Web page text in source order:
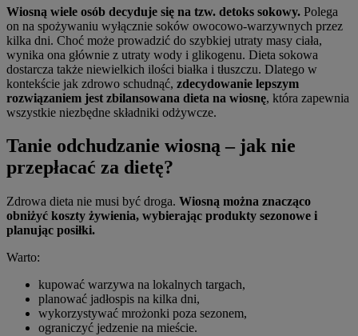
Wiosną wiele osób decyduje się na tzw. detoks sokowy. Polega
on na spożywaniu wyłącznie soków owocowo-warzywnych przez
kilka dni. Choć może prowadzić do szybkiej utraty masy ciała,
wynika ona głównie z utraty wody i glikogenu. Dieta sokowa
dostarcza także niewielkich ilości białka i tłuszczu. Dlatego w
kontekście jak zdrowo schudnąć, zdecydowanie lepszym
rozwiązaniem jest zbilansowana dieta na wiosnę, która zapewnia
wszystkie niezbędne składniki odżywcze.
Tanie odchudzanie wiosną – jak nie
przepłacać za dietę?
Zdrowa dieta nie musi być droga. Wiosną można znacząco
obniżyć koszty żywienia, wybierając produkty sezonowe i
planując posiłki.
Warto:
kupować warzywa na lokalnych targach,
planować jadłospis na kilka dni,
wykorzystywać mrożonki poza sezonem,
ograniczyć jedzenie na mieście.